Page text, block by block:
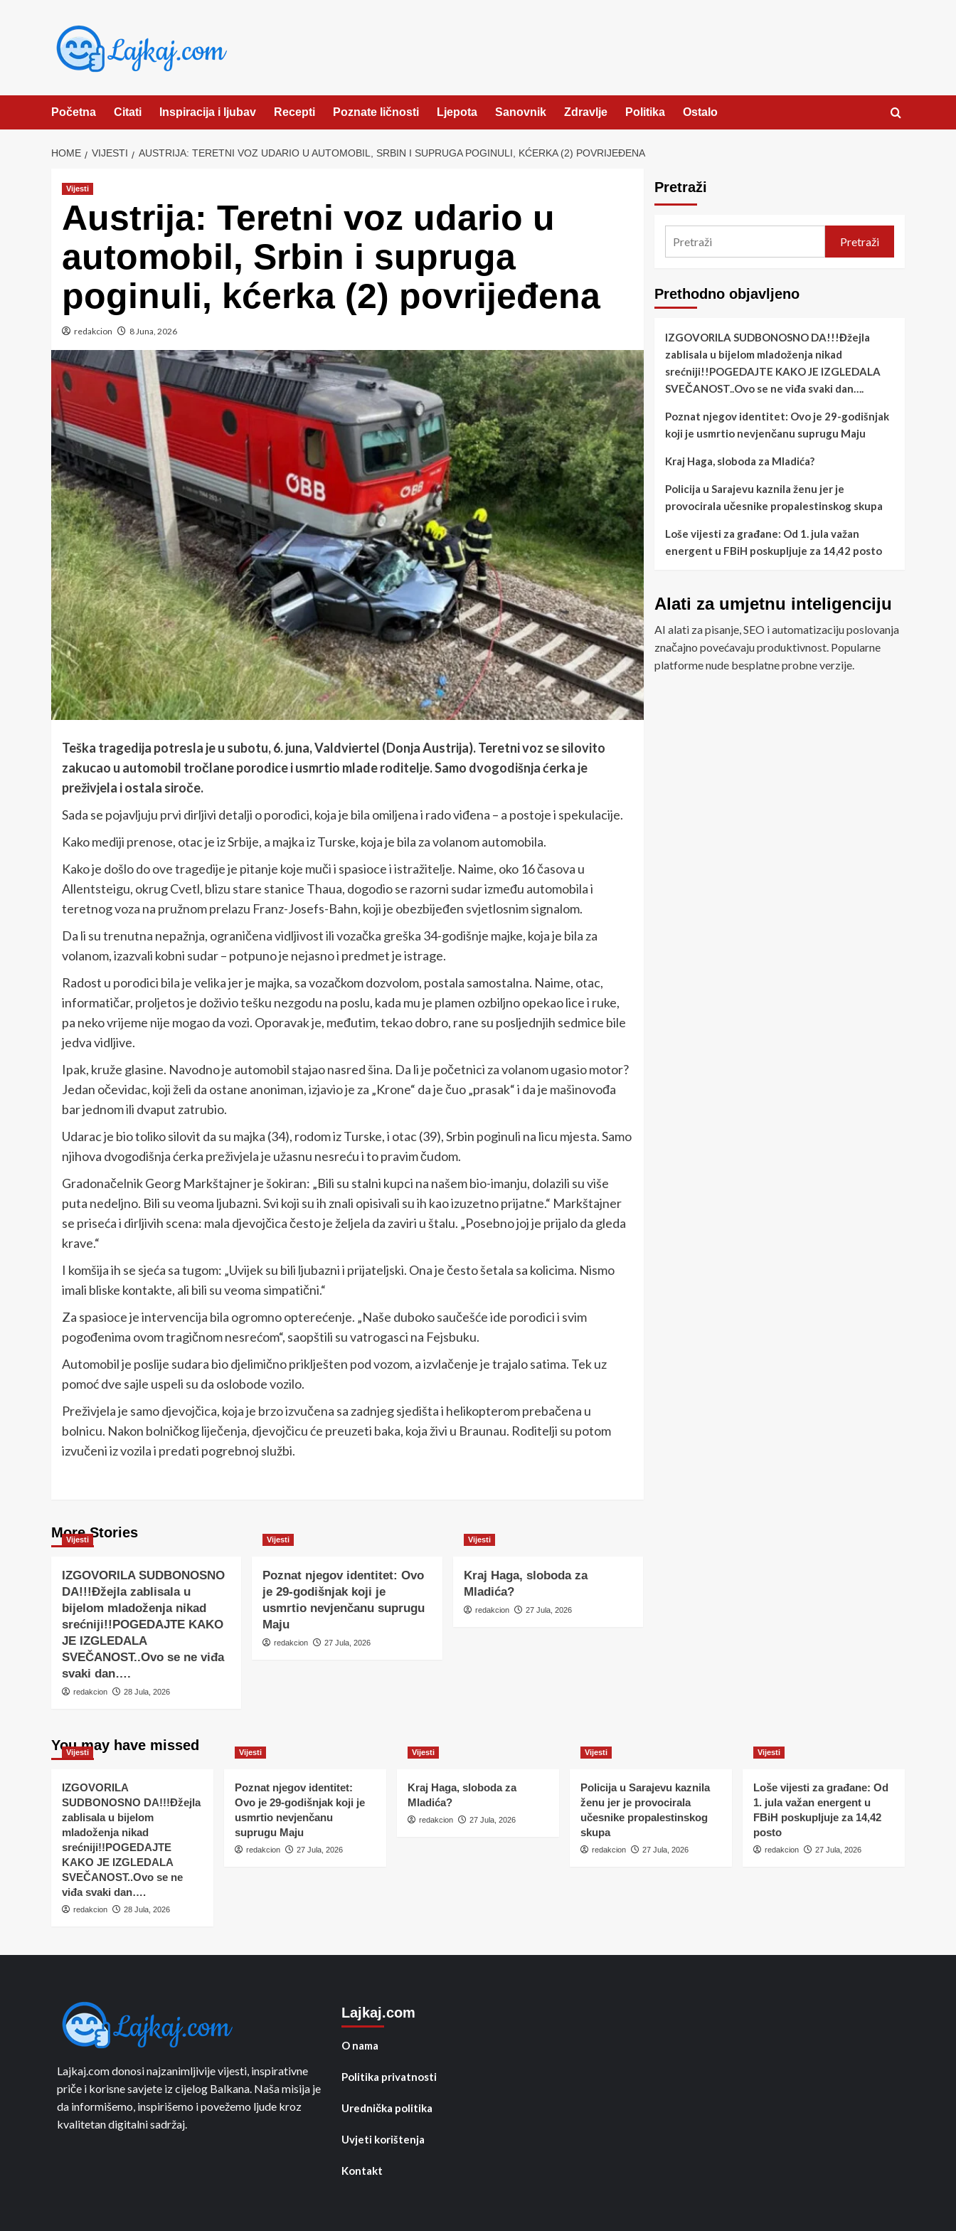
Početna Citati Inspiracija i ljubav Recepti Poznate ličnosti Ljepota Sanovnik Zdravlje Politika Ostalo
HOME VIJESTI AUSTRIJA: TERETNI VOZ UDARIO U AUTOMOBIL, SRBIN I SUPRUGA POGINULI, KĆERKA (2) POVRIJEĐENA
Vijesti
Austrija: Teretni voz udario u
automobil, Srbin i supruga
poginuli, kćerka (2) povrijeđena
redakcion 8 Juna, 2026
Teška tragedija potresla je u subotu, 6. juna, Valdviertel (Donja Austrija). Teretni voz se silovito
zakucao u automobil tročlane porodice i usmrtio mlade roditelje. Samo dvogodišnja ćerka je
preživjela i ostala siroče.
Sada se pojavljuju prvi dirljivi detalji o porodici, koja je bila omiljena i rado viđena – a postoje i spekulacije.
Kako mediji prenose, otac je iz Srbije, a majka iz Turske, koja je bila za volanom automobila.
Kako je došlo do ove tragedije je pitanje koje muči i spasioce i istražitelje. Naime, oko 16 časova u
Allentsteigu, okrug Cvetl, blizu stare stanice Thaua, dogodio se razorni sudar između automobila i
teretnog voza na pružnom prelazu Franz-Josefs-Bahn, koji je obezbijeđen svjetlosnim signalom.
Da li su trenutna nepažnja, ograničena vidljivost ili vozačka greška 34-godišnje majke, koja je bila za
volanom, izazvali kobni sudar – potpuno je nejasno i predmet je istrage.
Radost u porodici bila je velika jer je majka, sa vozačkom dozvolom, postala samostalna. Naime, otac,
informatičar, proljetos je doživio tešku nezgodu na poslu, kada mu je plamen ozbiljno opekao lice i ruke,
pa neko vrijeme nije mogao da vozi. Oporavak je, međutim, tekao dobro, rane su posljednjih sedmice bile
jedva vidljive.
Ipak, kruže glasine. Navodno je automobil stajao nasred šina. Da li je početnici za volanom ugasio motor?
Jedan očevidac, koji želi da ostane anoniman, izjavio je za „Krone“ da je čuo „prasak“ i da je mašinovođa
bar jednom ili dvaput zatrubio.
Udarac je bio toliko silovit da su majka (34), rodom iz Turske, i otac (39), Srbin poginuli na licu mjesta. Samo
njihova dvogodišnja ćerka preživjela je užasnu nesreću i to pravim čudom.
Gradonačelnik Georg Markštajner je šokiran: „Bili su stalni kupci na našem bio-imanju, dolazili su više
puta nedeljno. Bili su veoma ljubazni. Svi koji su ih znali opisivali su ih kao izuzetno prijatne.“ Markštajner
se priseća i dirljivih scena: mala djevojčica često je željela da zaviri u štalu. „Posebno joj je prijalo da gleda
krave.“
I komšija ih se sjeća sa tugom: „Uvijek su bili ljubazni i prijateljski. Ona je često šetala sa kolicima. Nismo
imali bliske kontakte, ali bili su veoma simpatični.“
Za spasioce je intervencija bila ogromno opterećenje. „Naše duboko saučešće ide porodici i svim
pogođenima ovom tragičnom nesrećom“, saopštili su vatrogasci na Fejsbuku.
Automobil je poslije sudara bio djelimično priklješten pod vozom, a izvlačenje je trajalo satima. Tek uz
pomoć dve sajle uspeli su da oslobode vozilo.
Preživjela je samo djevojčica, koja je brzo izvučena sa zadnjeg sjedišta i helikopterom prebačena u
bolnicu. Nakon bolničkog liječenja, djevojčicu će preuzeti baka, koja živi u Braunau. Roditelji su potom
izvučeni iz vozila i predati pogrebnoj službi.
More Stories
Vijesti
IZGOVORILA SUDBONOSNO
DA!!!Đžejla zablisala u
bijelom mladoženja nikad
srećniji!!POGEDAJTE KAKO
JE IZGLEDALA
SVEČANOST..Ovo se ne viđa
svaki dan….
redakcion 28 Jula, 2026
Vijesti
Poznat njegov identitet: Ovo
je 29-godišnjak koji je
usmrtio nevjenčanu suprugu
Maju
redakcion 27 Jula, 2026
Vijesti
Kraj Haga, sloboda za
Mladića?
redakcion 27 Jula, 2026
Pretraži
Pretraži
Prethodno objavljeno
IZGOVORILA SUDBONOSNO DA!!!Đžejla
zablisala u bijelom mladoženja nikad
srećniji!!POGEDAJTE KAKO JE IZGLEDALA
SVEČANOST..Ovo se ne viđa svaki dan….
Poznat njegov identitet: Ovo je 29-godišnjak
koji je usmrtio nevjenčanu suprugu Maju
Kraj Haga, sloboda za Mladića?
Policija u Sarajevu kaznila ženu jer je
provocirala učesnike propalestinskog skupa
Loše vijesti za građane: Od 1. jula važan
energent u FBiH poskupljuje za 14,42 posto
Alati za umjetnu inteligenciju
AI alati za pisanje, SEO i automatizaciju poslovanja
značajno povećavaju produktivnost. Popularne
platforme nude besplatne probne verzije.
You may have missed
Vijesti
IZGOVORILA
SUDBONOSNO DA!!!Đžejla
zablisala u bijelom
mladoženja nikad
srećniji!!POGEDAJTE
KAKO JE IZGLEDALA
SVEČANOST..Ovo se ne
viđa svaki dan….
redakcion 28 Jula, 2026
Vijesti
Poznat njegov identitet:
Ovo je 29-godišnjak koji je
usmrtio nevjenčanu
suprugu Maju
redakcion 27 Jula, 2026
Vijesti
Kraj Haga, sloboda za
Mladića?
redakcion 27 Jula, 2026
Vijesti
Policija u Sarajevu kaznila
ženu jer je provocirala
učesnike propalestinskog
skupa
redakcion 27 Jula, 2026
Vijesti
Loše vijesti za građane: Od
1. jula važan energent u
FBiH poskupljuje za 14,42
posto
redakcion 27 Jula, 2026
Lajkaj.com donosi najzanimljivije vijesti, inspirativne
priče i korisne savjete iz cijelog Balkana. Naša misija je
da informišemo, inspirišemo i povežemo ljude kroz
kvalitetan digitalni sadržaj.
Lajkaj.com
O nama
Politika privatnosti
Urednička politika
Uvjeti korištenja
Kontakt